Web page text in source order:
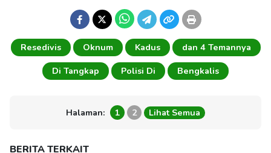
Resedivis Oknum Kadus
dan 4 Temannya
Di Tangkap
Polisi Di Bengkalis
Halaman: 1 2 Lihat Semua
BERITA TERKAIT